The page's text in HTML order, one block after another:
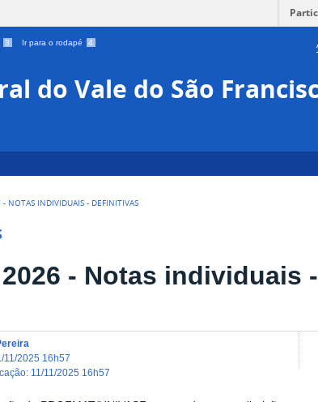
3 Ir para o rodapé 4
do Vale do São
NOTAS INDIVIDUAIS - DEFINITIVAS
2026 - Notas individuais
11/2025 16h57
: 11/11/2025 16h57